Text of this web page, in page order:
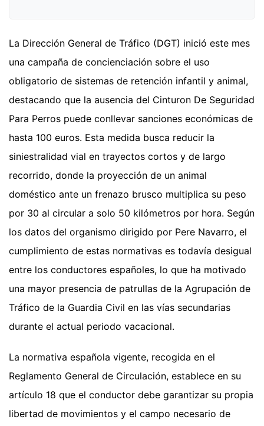
La Dirección General de Tráfico (DGT) inició este mes
una campaña de concienciación sobre el uso
obligatorio de sistemas de retención infantil y animal,
destacando que la ausencia del Cinturon De Seguridad
Para Perros puede conllevar sanciones económicas de
hasta 100 euros. Esta medida busca reducir la
siniestralidad vial en trayectos cortos y de largo
recorrido, donde la proyección de un animal
doméstico ante un frenazo brusco multiplica su peso
por 30 al circular a solo 50 kilómetros por hora. Según
los datos del organismo dirigido por Pere Navarro, el
cumplimiento de estas normativas es todavía desigual
entre los conductores españoles, lo que ha motivado
una mayor presencia de patrullas de la Agrupación de
Tráfico de la Guardia Civil en las vías secundarias
durante el actual periodo vacacional.
La normativa española vigente, recogida en el
Reglamento General de Circulación, establece en su
artículo 18 que el conductor debe garantizar su propia
libertad de movimientos y el campo necesario de